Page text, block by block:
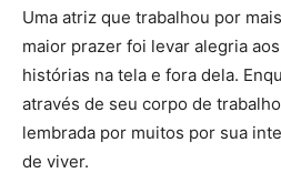
Uma atriz que trabalhou por
maior prazer foi levar alegria
histórias na tela e fora dela.
através de seu corpo de
lembrada por muitos por sua
de viver.